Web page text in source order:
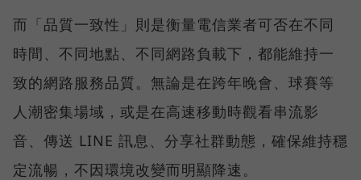
而「品質一致性」則是衡量電信業者可否在不同
時間、不同地點、不同網路負載下，都能維持一
致的網路服務品質。無論是在跨年晚會、球賽等
人潮密集場域，或是在高速移動時觀看串流影
音、傳送 LINE 訊息、分享社群動態，確保維持穩
定流暢，不因環境改變而明顯降速。